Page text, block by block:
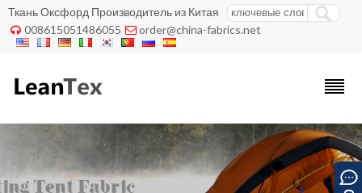
Ткань Оксфорд Производитель из Китая
 008615051486055  order@china-fabrics.net